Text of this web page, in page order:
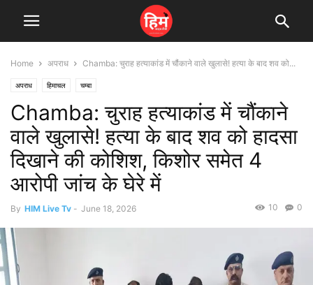
Home अपराध Chamba: चुराह हत्याकांड में चौंकाने वाले खुलासे! हत्या के बाद शव को...
अपराध हिमाचल चम्बा
Chamba: चुराह हत्याकांड में चौंकाने
वाले खुलासे! हत्या के बाद शव को हादसा
दिखाने की कोशिश, किशोर समेत 4
आरोपी जांच के घेरे में
By HIM Live Tv - June 18, 2026 0
10